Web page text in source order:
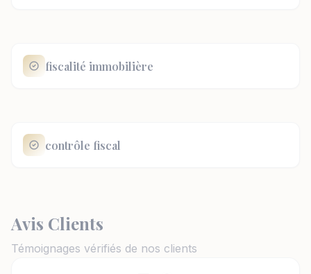
fiscalité immobilière
contrôle fiscal
Avis Clients
Témoignages vérifiés de nos clients